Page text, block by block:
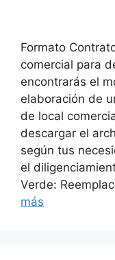
Formato
comercial para
encontrarás el
elaboración de
de local
descargar el
según tus
el
Verde:
más